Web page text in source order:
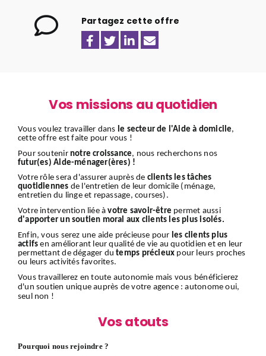
Partagez cette offre
Vos missions au quotidien
Vous voulez travailler dans le secteur de l'Aide à domicile,
cette offre est faite pour vous !
Pour soutenir notre croissance, nous recherchons nos
futur(es) Aide-ménager(ères) !
Votre rôle sera d'assurer auprès de clients les tâches
quotidiennes de l'entretien de leur domicile (ménage,
entretien du linge et repassage, courses).
Votre intervention liée àvotre savoir-être permet aussi
d'apporter un soutien moral aux clients les plus isolés.
Enfin, vous serez une aide précieuse pour les clients plus
actifs en améliorant leur qualité de vie au quotidien et en leur
permettant de dégager dutemps précieux pour leurs proches
ou leurs activités favorites.
Vous travaillerez en toute autonomie mais vous bénéficierez
d'un soutien unique auprès de votre agence : autonome oui,
seul non !
Vos atouts
Pourquoi nous rejoindre ?